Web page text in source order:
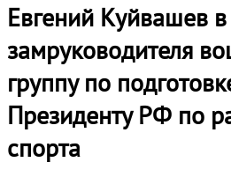
Евгений Куйвашев в
замруководителя
группу по
Президенту РФ по
спорта